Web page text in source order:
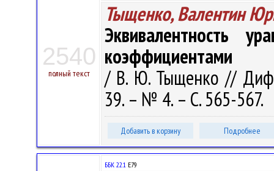
2540
полный текст
Тыщенко, Валентин
Эквивалентность
коэффициентами
/ В. Ю. Тыщенко //
39. – № 4. – С. 565-567.
Добавить в корзину Подробнее
ББК 22.1 Е79